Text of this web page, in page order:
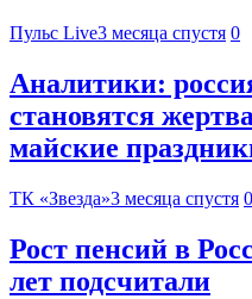
Пульс Live3 месяца спустя 0
Аналитики:
становятся
майские
ТК «Звезда»3 месяца спустя 0
Рост пенсий в
лет подсчитали